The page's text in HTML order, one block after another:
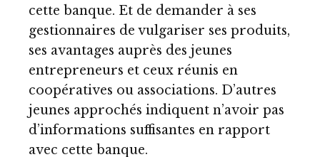
cette banque. Et de demander à ses
gestionnaires de vulgariser ses produits,
ses avantages auprès des jeunes
entrepreneurs et ceux réunis en
coopératives ou associations. D’autres
jeunes approchés indiquent n’avoir pas
d’informations suffisantes en rapport
avec cette banque.